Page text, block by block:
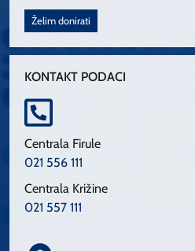
Želim donirati
KONTAKT PODACI
Centrala Firule
021 556 111
Centrala Križine
021 557 111